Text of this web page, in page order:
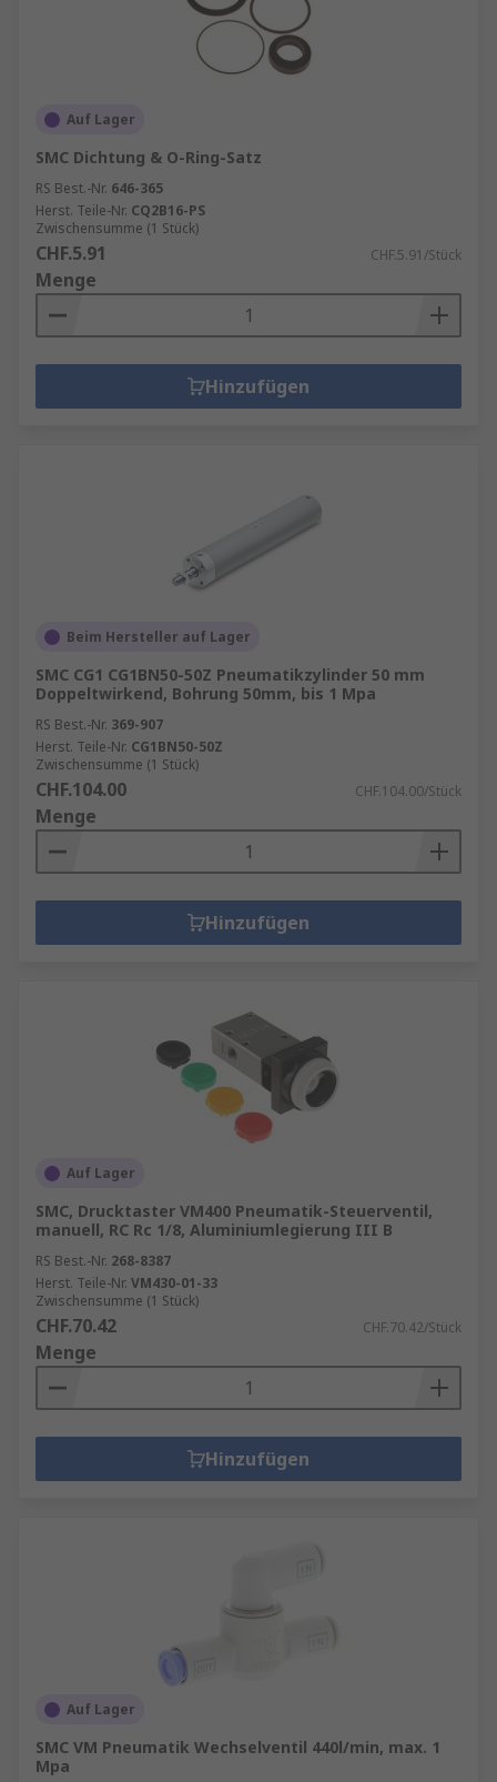
Auf Lager
SMC Dichtung & O-Ring-Satz
RS Best.-Nr. 646-365
Herst. Teile-Nr. CQ2B16-PS
Zwischensumme (1 Stück)
CHF.5.91 CHF.5.91/Stück
Menge
Hinzufügen
Beim Hersteller auf Lager
SMC CG1 CG1BN50-50Z Pneumatikzylinder 50 mm
Doppeltwirkend, Bohrung 50mm, bis 1 Mpa
RS Best.-Nr. 369-907
Herst. Teile-Nr. CG1BN50-50Z
Zwischensumme (1 Stück)
CHF.104.00 CHF.104.00/Stück
Menge
Hinzufügen
Auf Lager
SMC, Drucktaster VM400 Pneumatik-Steuerventil,
manuell, RC Rc 1/8, Aluminiumlegierung III B
RS Best.-Nr. 268-8387
Herst. Teile-Nr. VM430-01-33
Zwischensumme (1 Stück)
CHF.70.42 CHF.70.42/Stück
Menge
Hinzufügen
Auf Lager
SMC VM Pneumatik Wechselventil 440l/min, max. 1
Mpa